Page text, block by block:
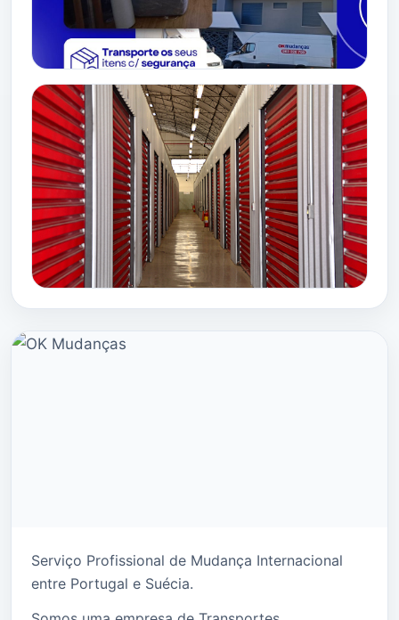
Serviço Profissional de Mudança Internacional
entre Portugal e Suécia.